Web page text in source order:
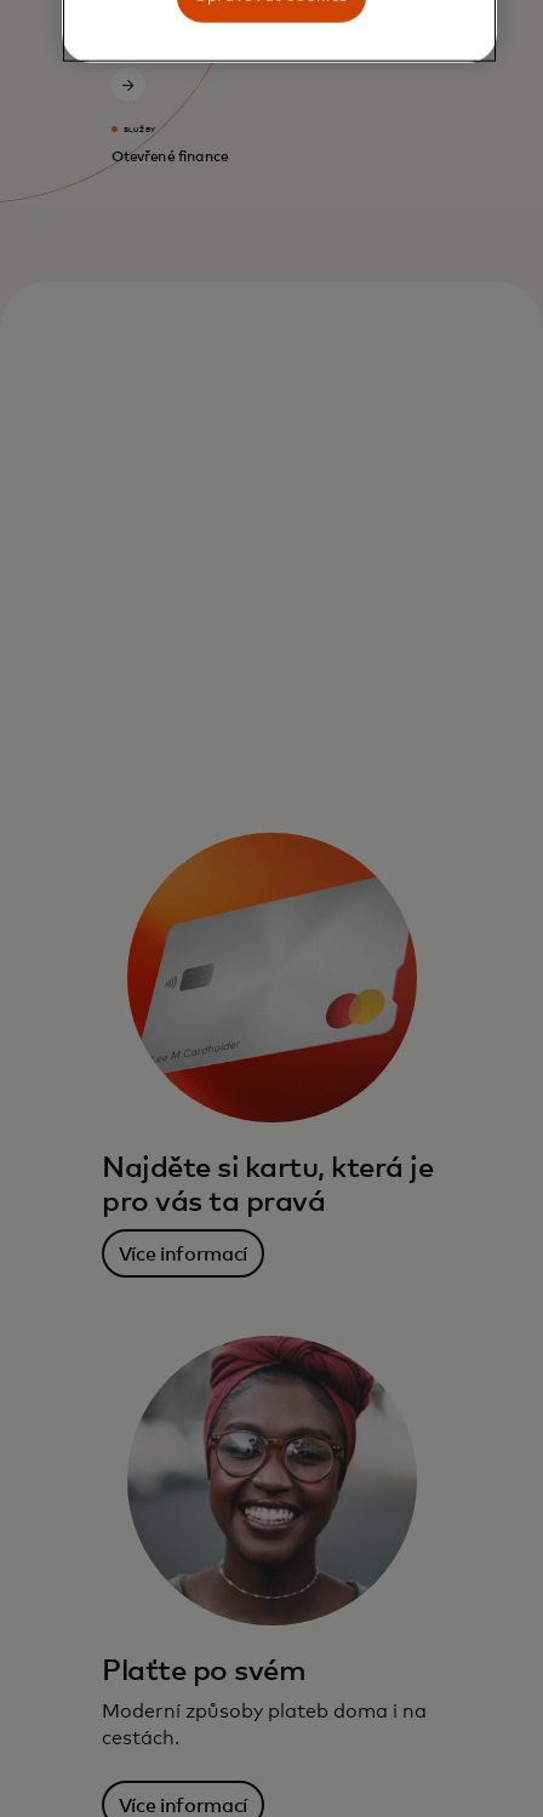
SLUŽBY
Otevřené finance
Výhody, služby a odměny, které vás
provázejí – doma i na cestě za vašimi cíli.
Více informací
Najděte si kartu, která je
pro vás ta pravá
Více informací
Plaťte po svém
Moderní způsoby plateb doma i na
cestách.
Více informací